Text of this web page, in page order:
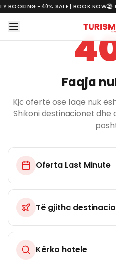
BOOKING -40% SALE | BOOK NOW🏖️
Faqja
Kjo ofertë ose faqe nuk
Shikoni destinacionet
Oferta Last Minute
Të gjitha
Kërko hotele